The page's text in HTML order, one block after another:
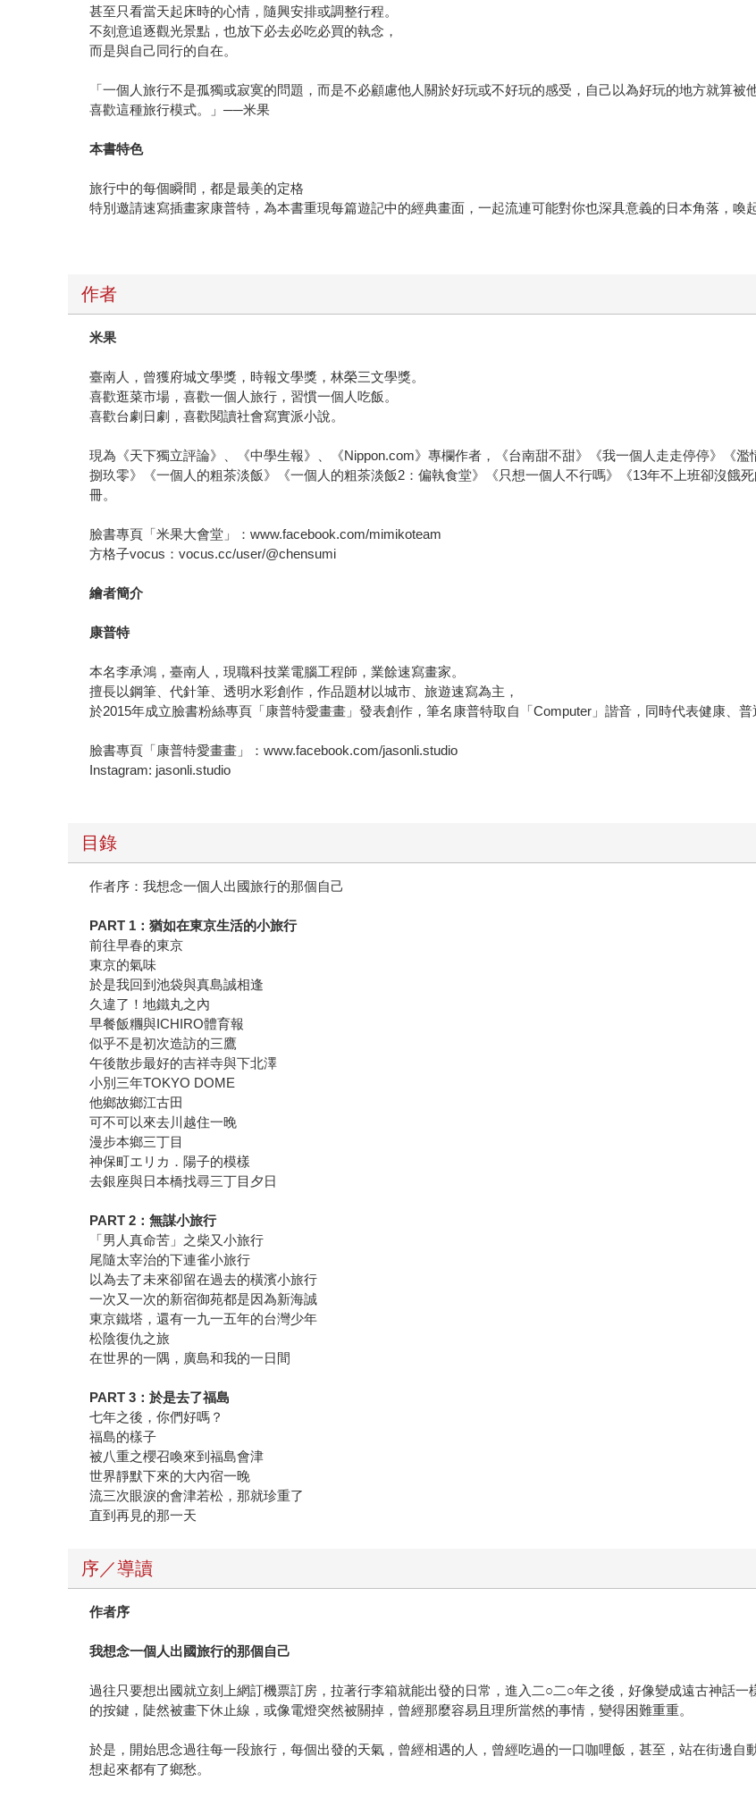
甚至只看當天起床時的心情，隨興安排或調整行程。
不刻意追逐觀光景點，也放下必去必吃必買的執念，
而是與自己同行的自在。
「一個人旅行不是孤獨或寂寞的問題，而是不必顧慮他人關於好玩或不好玩的感受，自己以為好玩的地方就算
喜歡這種旅行模式。」──米果
本書特色
旅行中的每個瞬間，都是最美的定格
特別邀請速寫插畫家康普特，為本書重現每篇遊記中的經典畫面，一起流連可能對你也深具意義的日本角落，喚
作者
米果
臺南人，曾獲府城文學獎，時報文學獎，林榮三文學獎。
喜歡逛菜市場，喜歡一個人旅行，習慣一個人吃飯。
喜歡台劇日劇，喜歡閱讀社會寫實派小說。
現為《天下獨立評論》、《中學生報》、《Nippon.com》專欄作者，《台南甜不甜》《我一個人走走停停》《
捌玖零》《一個人的粗茶淡飯》《一個人的粗茶淡飯2：偏執食堂》《只想一個人不行嗎》《13年不上班卻沒餓
冊。
臉書專頁「米果大會堂」：www.facebook.com/mimikoteam
方格子vocus：vocus.cc/user/@chensumi
繪者簡介
康普特
本名李承鴻，臺南人，現職科技業電腦工程師，業餘速寫畫家。
擅長以鋼筆、代針筆、透明水彩創作，作品題材以城市、旅遊速寫為主，
於2015年成立臉書粉絲專頁「康普特愛畫畫」發表創作，筆名康普特取自「Computer」諧音，同時代表健康、
臉書專頁「康普特愛畫畫」：www.facebook.com/jasonli.studio
Instagram: jasonli.studio
目錄
作者序：我想念一個人出國旅行的那個自己
PART 1：猶如在東京生活的小旅行
前往早春的東京
東京的氣味
於是我回到池袋與真島誠相逢
久違了！地鐵丸之內
早餐飯糰與ICHIRO體育報
似乎不是初次造訪的三鷹
午後散步最好的吉祥寺與下北澤
小別三年TOKYO DOME
他鄉故鄉江古田
可不可以來去川越住一晚
漫步本鄉三丁目
神保町エリカ．陽子的模樣
去銀座與日本橋找尋三丁目夕日
PART 2：無謀小旅行
「男人真命苦」之柴又小旅行
尾隨太宰治的下連雀小旅行
以為去了未來卻留在過去的橫濱小旅行
一次又一次的新宿御苑都是因為新海誠
東京鐵塔，還有一九一五年的台灣少年
松陰復仇之旅
在世界的一隅，廣島和我的一日間
PART 3：於是去了福島
七年之後，你們好嗎？
福島的樣子
被八重之櫻召喚來到福島會津
世界靜默下來的大內宿一晚
流三次眼淚的會津若松，那就珍重了
直到再見的那一天
序／導讀
作者序
我想念一個人出國旅行的那個自己
過往只要想出國就立刻上網訂機票訂房，拉著行李箱就能出發的日常，進入二○二○年之後，好像變成遠古神話
的按鍵，陡然被畫下休止線，或像電燈突然被關掉，曾經那麼容易且理所當然的事情，變得困難重重。
於是，開始思念過往每一段旅行，每個出發的天氣，曾經相遇的人，曾經吃過的一口咖哩飯，甚至，站在街邊
想起來都有了鄉愁。